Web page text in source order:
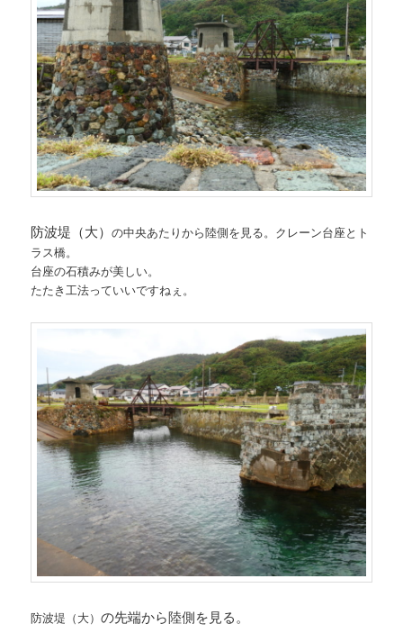
防波堤（大）の中央あたりから陸側を見る。クレーン台座とト
ラス橋。
台座の石積みが美しい。
たたき工法っていいですねぇ。
防波堤（大）の先端から陸側を見る。